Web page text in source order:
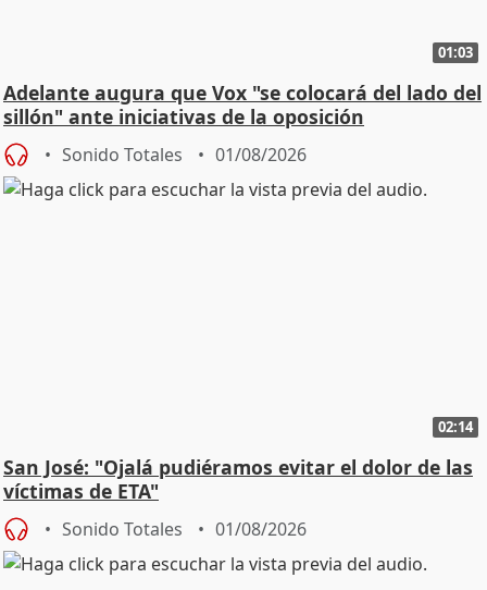
01:03
Adelante augura que Vox "se colocará del lado del
sillón" ante iniciativas de la oposición
Sonido Totales 01/08/2026
02:14
San José: "Ojalá pudiéramos evitar el dolor de las
víctimas de ETA"
Sonido Totales 01/08/2026